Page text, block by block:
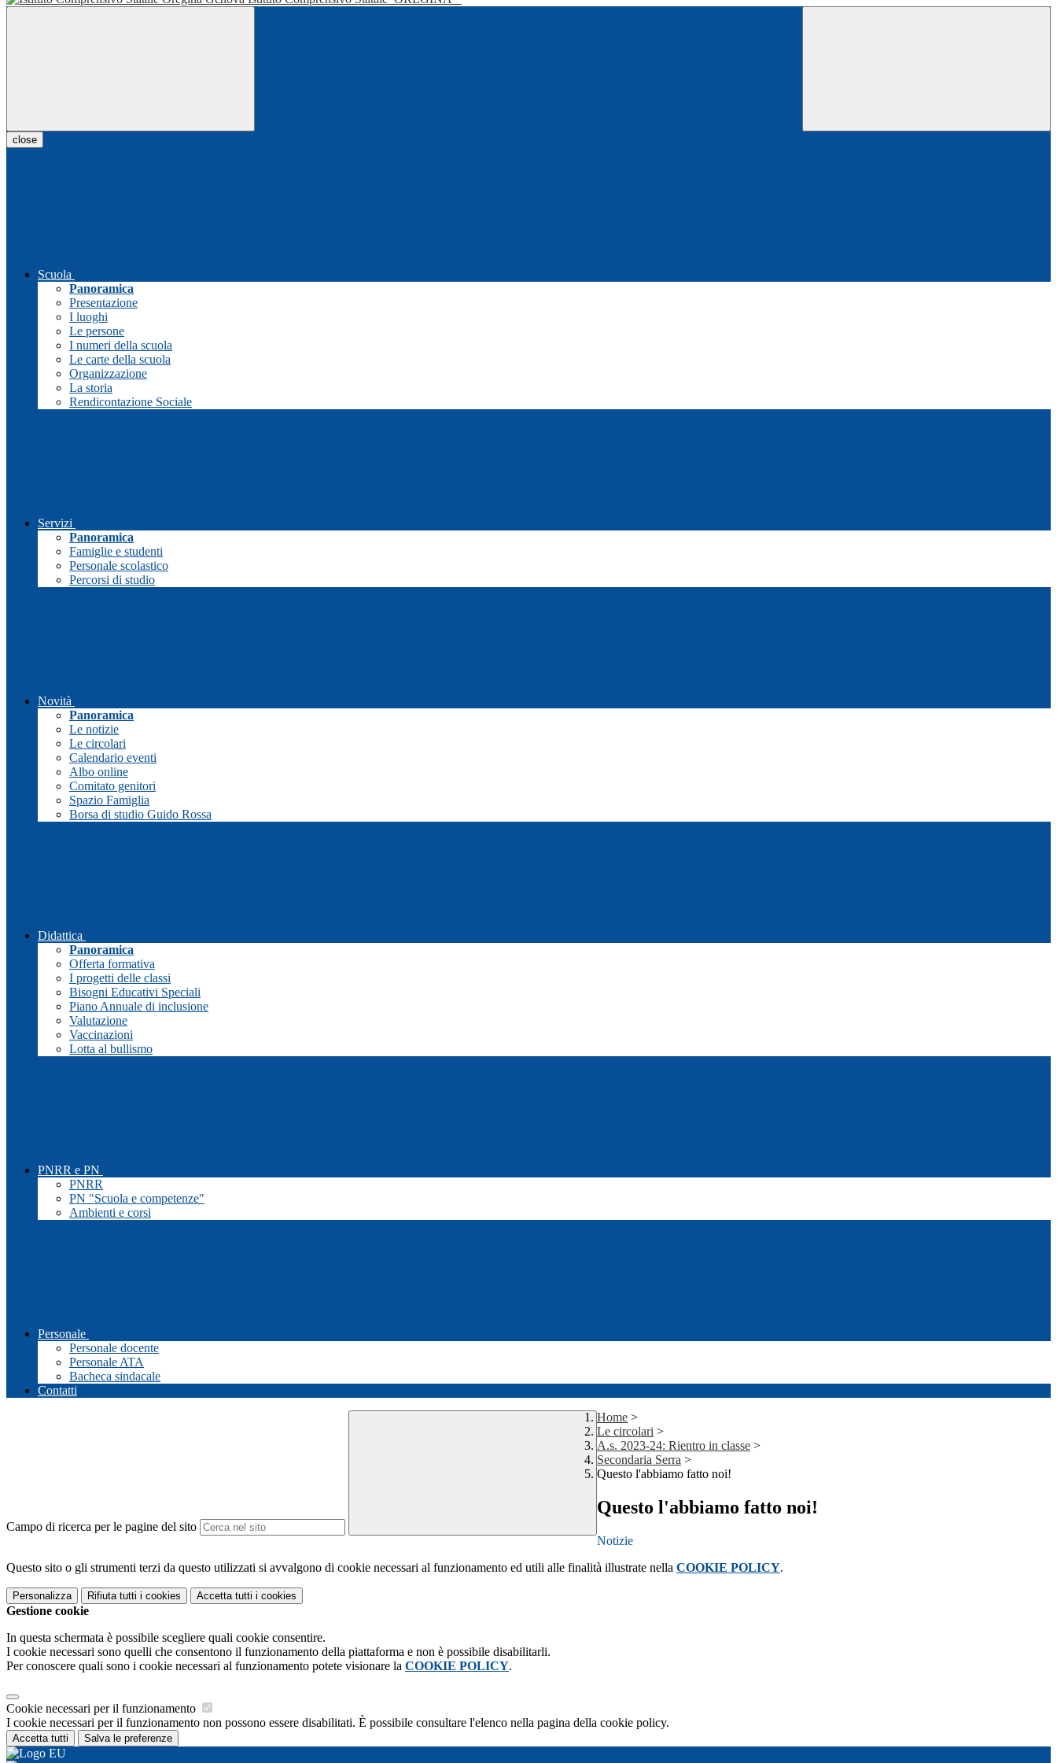
close
Scuola
Panoramica
Presentazione
I luoghi
Le persone
I numeri della scuola
Le carte della scuola
Organizzazione
La storia
Rendicontazione Sociale
Servizi
Panoramica
Famiglie e studenti
Personale scolastico
Percorsi di studio
Novità
Panoramica
Le notizie
Le circolari
Calendario eventi
Albo online
Comitato genitori
Spazio Famiglia
Borsa di studio Guido Rossa
Didattica
Panoramica
Offerta formativa
I progetti delle classi
Bisogni Educativi Speciali
Piano Annuale di inclusione
Valutazione
Vaccinazioni
Lotta al bullismo
PNRR e PN
PNRR
PN "Scuola e competenze"
Ambienti e corsi
Personale
Personale docente
Personale ATA
Bacheca sindacale
Contatti
Campo di ricerca per le pagine del sito
Home >
Le circolari >
A.s. 2023-24: Rientro in classe >
Secondaria Serra >
Questo l'abbiamo fatto noi!
Questo l'abbiamo fatto noi!
Notizie
Questo sito o gli strumenti terzi da questo utilizzati si avvalgono di cookie necessari al funzionamento ed utili alle finalità illustrate nella COOKIE POLICY.
Personalizza Rifiuta tutti i cookies Accetta tutti i cookies
Gestione cookie
In questa schermata è possibile scegliere quali cookie consentire.
I cookie necessari sono quelli che consentono il funzionamento della piattaforma e non è possibile disabilitarli.
Per conoscere quali sono i cookie necessari al funzionamento potete visionare la COOKIE POLICY.
Cookie necessari per il funzionamento
I cookie necessari per il funzionamento non possono essere disabilitati. È possibile consultare l'elenco nella pagina della cookie policy.
Accetta tutti Salva le preferenze